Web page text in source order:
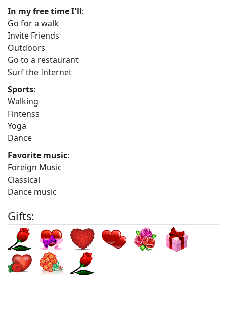
In my free time I'll:
Go for a walk
Invite Friends
Outdoors
Go to a restaurant
Surf the Internet
Sports:
Walking
Fintenss
Yoga
Dance
Favorite music:
Foreign Music
Classical
Dance music
Gifts: